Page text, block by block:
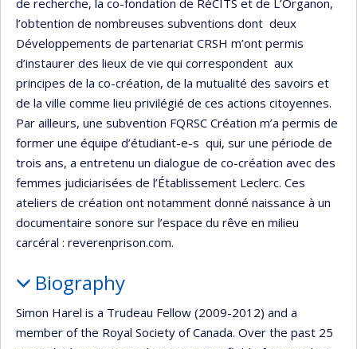
l’obtention de nombreuses subventions dont deux
Développements de partenariat CRSH m’ont permis
d’instaurer des lieux de vie qui correspondent aux
principes de la co-création, de la mutualité des savoirs et
de la ville comme lieu privilégié de ces actions citoyennes.
Par ailleurs, une subvention FQRSC Création m’a permis de
former une équipe d’étudiant-e-s qui, sur une période de
trois ans, a entretenu un dialogue de co-création avec des
femmes judiciarisées de l’Établissement Leclerc. Ces
ateliers de création ont notamment donné naissance à un
documentaire sonore sur l’espace du rêve en milieu
carcéral : reverenprison.com.
Biography
Simon Harel is a Trudeau Fellow (2009-2012) and a
member of the Royal Society of Canada. Over the past 25